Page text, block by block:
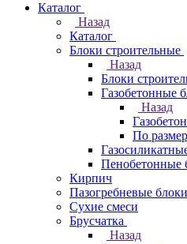
Каталог
Назад
Каталог
Блоки строительные
Назад
Блоки
Газобетонные
Назад
По
Пенобетонные
Кирпич
Пазогребневые
Сухие смеси
Брусчатка
Назад